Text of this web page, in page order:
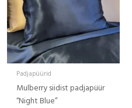
Padjapüürid
Mulberry siidist padjapüür
“Night Blue”